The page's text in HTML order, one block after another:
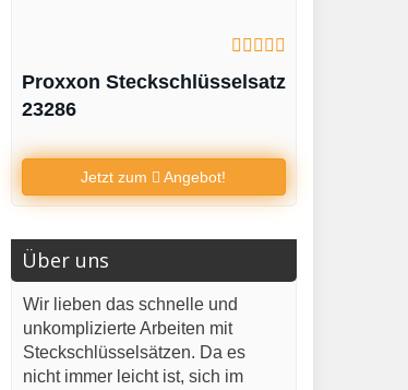
Proxxon Steckschlüsselsatz
23286
Jetzt zum Angebot!
Über uns
Wir lieben das schnelle und
unkomplizierte Arbeiten mit
Steckschlüsselsätzen. Da es
nicht immer leicht ist, sich im